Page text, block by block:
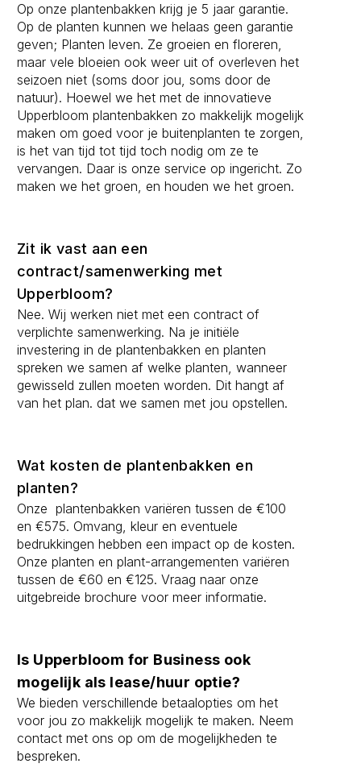
Op onze plantenbakken krijg je 5 jaar garantie.
Op de planten kunnen we helaas geen garantie
geven; Planten leven. Ze groeien en floreren,
maar vele bloeien ook weer uit of overleven het
seizoen niet (soms door jou, soms door de
natuur). Hoewel we het met de innovatieve
Upperbloom plantenbakken zo makkelijk mogelijk
maken om goed voor je buitenplanten te zorgen,
is het van tijd tot tijd toch nodig om ze te
vervangen. Daar is onze service op ingericht. Zo
maken we het groen, en houden we het groen.
Zit ik vast aan een
contract/samenwerking met
Upperbloom?
Nee. Wij werken niet met een contract of
verplichte samenwerking. Na je initiële
investering in de plantenbakken en planten
spreken we samen af welke planten, wanneer
gewisseld zullen moeten worden. Dit hangt af
van het plan. dat we samen met jou opstellen.
Wat kosten de plantenbakken en
planten?
Onze plantenbakken variëren tussen de €100
en €575. Omvang, kleur en eventuele
bedrukkingen hebben een impact op de kosten.
Onze planten en plant-arrangementen variëren
tussen de €60 en €125. Vraag naar onze
uitgebreide brochure voor meer informatie.
Is Upperbloom for Business ook
mogelijk als lease/huur optie?
We bieden verschillende betaalopties om het
voor jou zo makkelijk mogelijk te maken. Neem
contact met ons op om de mogelijkheden te
bespreken.